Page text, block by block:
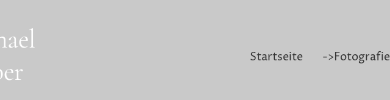
Startseite ->Fotografie